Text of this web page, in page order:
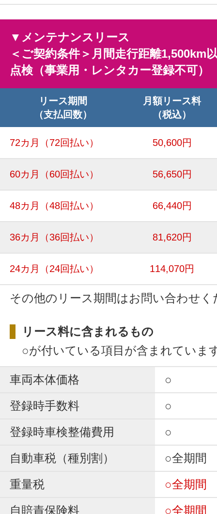
▼メンテナンスリース
＜ご契約条件＞月間走行距離1,500km
点検（事業用・レンタカー登録不可）
リース期間
（支払回数）
月額リース料
（税込）
72カ月 （72回払い） 50,600円
60カ月 （60回払い） 56,650円
48カ月 （48回払い） 66,440円
36カ月 （36回払い） 81,620円
24カ月 （24回払い） 114,070円
その他のリース期間はお問い合わせく
リース料に含まれるもの
○が付いている項目が含まれていま
車両本体価格
○
登録時手数料
○
登録時車検整備費用
○
自動車税（種別割）
○全期間
重量税
○全期間
自賠責保険料
○全期間